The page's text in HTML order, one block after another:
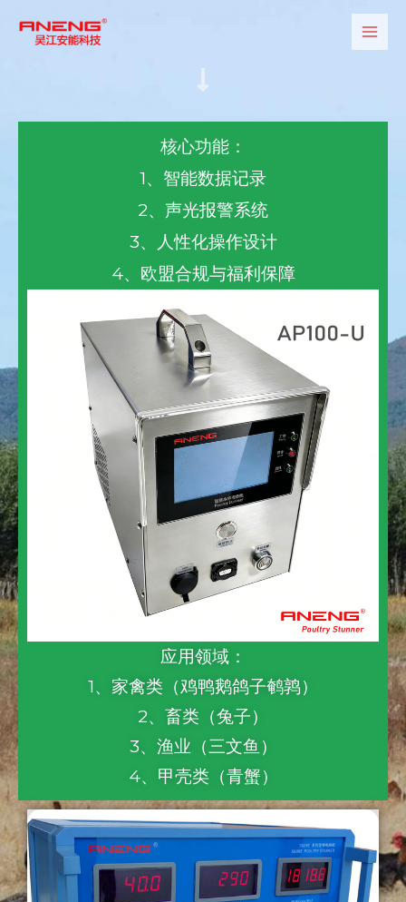
Main
核心功能：
1、智能数据记录
2、声光报警系统
3、人性化操作设计
4、欧盟合规与福利保障
应用领域：
1、家禽类（鸡鸭鹅鸽子鹌鹑）
2、畜类（兔子）
3、渔业（三文鱼）
4、甲壳类（青蟹）